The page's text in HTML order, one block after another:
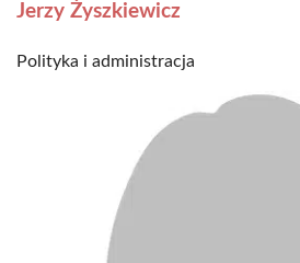
Jerzy Żyszkiewicz
Polityka i administracja